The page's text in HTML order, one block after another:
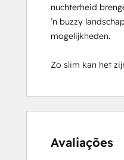
HubSpot
Inbound
Inbound Marketing
Inbound Sales
Objectives-
Platform
Sales Enablement
Sales
nuchterheid
’n buzzy
mogelijkheden.
Zo slim kan het
Avaliações